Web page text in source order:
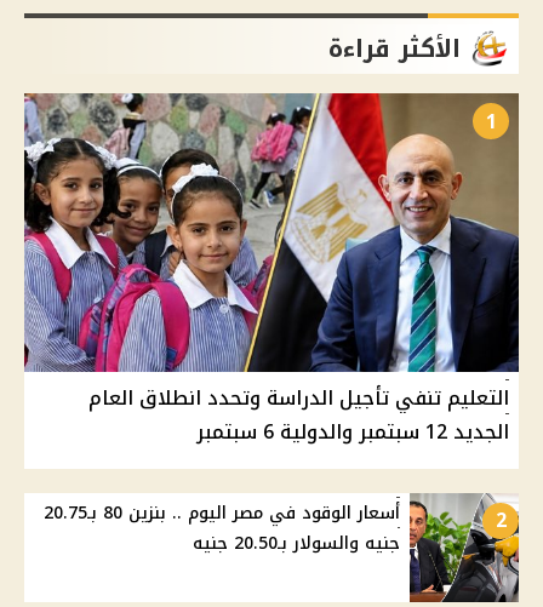
الأكثر قراءة
1
التعليم تنفي تأجيل الدراسة وتحدد انطلاق العام
الجديد 12 سبتمبر والدولية 6 سبتمبر
2
أسعار الوقود في مصر اليوم .. بنزين 80 بـ20.75
جنيه والسولار بـ20.50 جنيه